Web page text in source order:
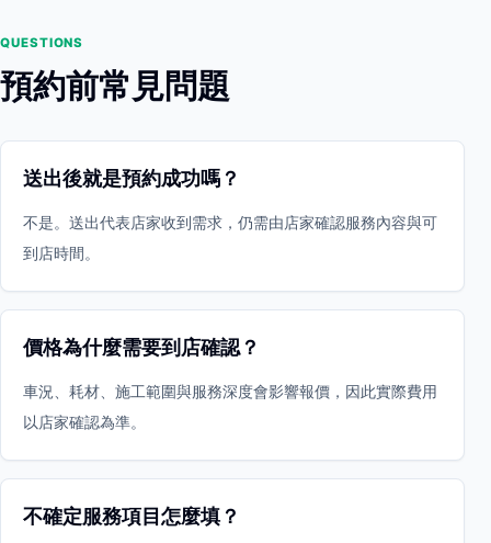
QUESTIONS
預約前常見問題
送出後就是預約成功嗎？
不是。送出代表店家收到需求，仍需由店家確認服務內容與可
到店時間。
價格為什麼需要到店確認？
車況、耗材、施工範圍與服務深度會影響報價，因此實際費用
以店家確認為準。
不確定服務項目怎麼填？